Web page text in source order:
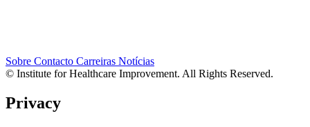
Sobre Contacto Carreiras Notícias
© Institute for Healthcare Improvement. All Rights Reserved.
Privacy